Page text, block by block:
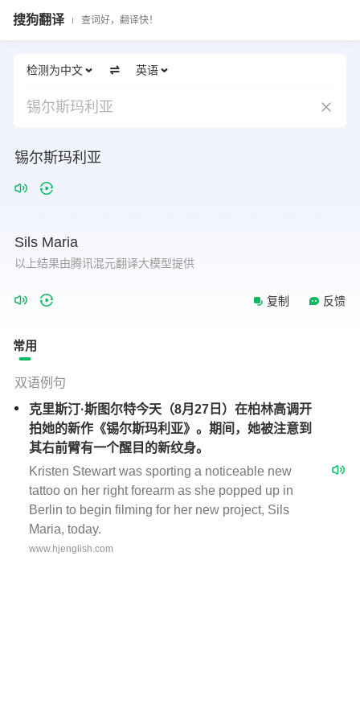
搜狗翻译 查词好，翻译快！
检测为中文 英语
锡尔斯玛利亚
锡尔斯玛利亚
Sils Maria
以上结果由腾讯混元翻译大模型提供
复制 反馈
常用
双语例句
克里斯汀·斯图尔特今天（8月27日）在柏林高调开
拍她的新作《锡尔斯玛利亚》。期间，她被注意到
其右前臂有一个醒目的新纹身。
Kristen Stewart was sporting a noticeable new
tattoo on her right forearm as she popped up in
Berlin to begin filming for her new project, Sils
Maria, today.
www.hjenglish.com